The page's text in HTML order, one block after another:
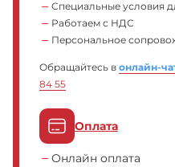
Специальные условия
Работаем с НДС
Персональное
Обращайтесь в онлайн-
84 55
Оплата
Онлайн оплата